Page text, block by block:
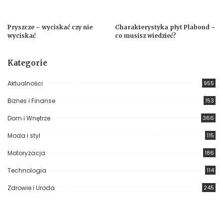
Pryszcze – wyciskać czy nie
wyciskać
Charakterystyka płyt Plabond –
co musisz wiedzieć?
Kategorie
Aktualności 955
Biznes i Finanse 153
Dom i Wnętrze 366
Moda i styl 115
Motoryzacja 186
Technologia 114
Zdrowie i Uroda 245